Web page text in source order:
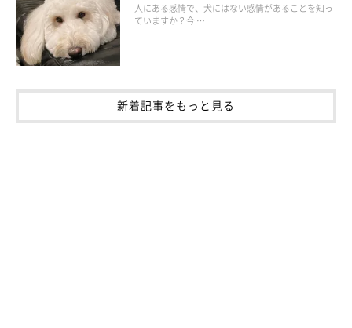
Q. 犬の歯磨きをするときのコツと注意点
人にある感情で、犬にはない感情があることを知っ
ていますか？今 …
新着記事をもっと見る